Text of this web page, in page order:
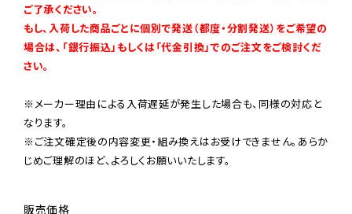
ご了承ください。
もし、入荷した商品ごとに個別で発送（都度・分割発送）をご希望の
場合は、「銀行振込」もしくは「代金引換」でのご注文をご検討くだ
さい。
※メーカー理由による入荷遅延が発生した場合も、同様の対応と
なります。
※ご注文確定後の内容変更・組み換えはお受けできません。あらか
じめご理解のほど、よろしくお願いいたします。